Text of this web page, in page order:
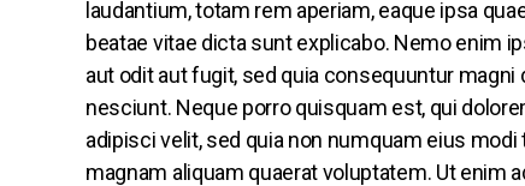
laudantium, totam rem aperiam, eaque ipsa
beatae vitae dicta sunt explicabo. Nemo enim
aut odit aut fugit, sed quia consequuntur
nesciunt. Neque porro quisquam est, qui
adipisci velit, sed quia non numquam eius
magnam aliquam quaerat voluptatem. Ut enim